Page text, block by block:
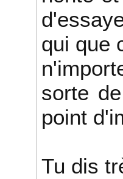
qui que
sorte
point
Tu dis